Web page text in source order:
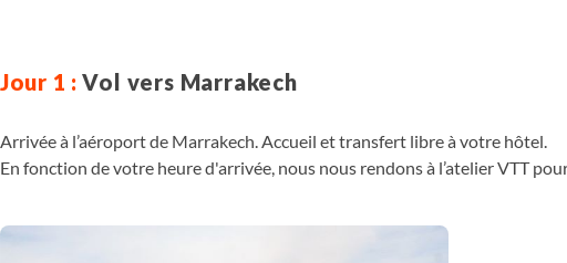
Vol vers Marrakech
Arrivée à l’aéroport de Marrakech. Accueil et transfert libre à votre hôtel.
En fonction de votre heure d'arrivée, nous nous rendons à l’atelier VTT